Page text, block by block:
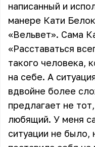
написанный и
манере Кати
«Вельвет». Сама
«Расставаться
такого человека,
на себе. А
вдвойне более
предлагает не
любящий. У меня
ситуации не было,